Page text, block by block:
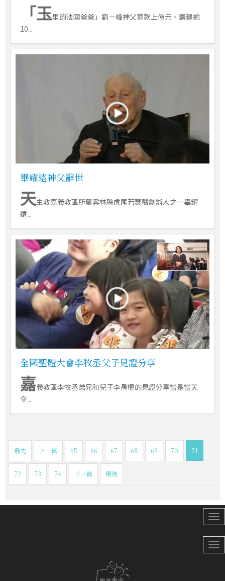
「玉里的法國爸爸」劉一峰神父募款上億元、籌建逾
10...
畢耀遠神父辭世
天主教嘉義教區所屬雲林縣虎尾若瑟醫創辦人之一畢耀
遠...
全國聖體大會李牧丞父子見證分享
嘉義教區李牧丞弟兄和兒子李禹樞的見證分享當是當天
令...
最先 上一篇 65 66 67 68 69 70 71
72 73 74 下一篇 最後